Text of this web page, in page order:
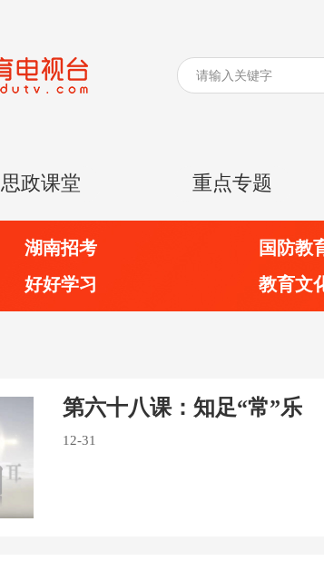
思政课堂 重点专题
湖南招考 国防教
好好学习 教育文
第六十八课：知足“常”乐
12-31